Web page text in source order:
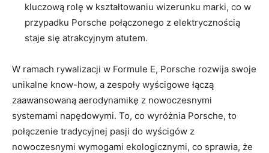
kluczową rolę w kształtowaniu wizerunku marki, co w
przypadku Porsche połączonego z elektrycznością
staje się atrakcyjnym atutem.
W ramach rywalizacji w Formule E, Porsche rozwija swoje
unikalne know-how, a zespoły wyścigowe łączą
zaawansowaną aerodynamikę z nowoczesnymi
systemami napędowymi. To, co wyróżnia Porsche, to
połączenie tradycyjnej pasji do wyścigów z
nowoczesnymi wymogami ekologicznymi, co sprawia, że